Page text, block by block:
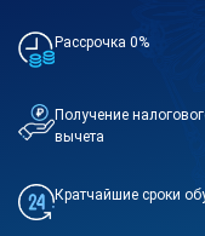
Рассрочка 0%
Получение
вычета
Кратчайшие сроки